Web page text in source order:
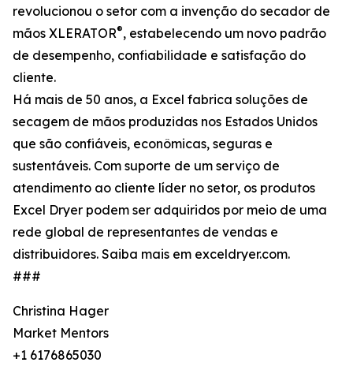
revolucionou o setor com a invenção do secador de
mãos XLERATOR®, estabelecendo um novo padrão
de desempenho, confiabilidade e satisfação do
cliente.
Há mais de 50 anos, a Excel fabrica soluções de
secagem de mãos produzidas nos Estados Unidos
que são confiáveis, econômicas, seguras e
sustentáveis. Com suporte de um serviço de
atendimento ao cliente líder no setor, os produtos
Excel Dryer podem ser adquiridos por meio de uma
rede global de representantes de vendas e
distribuidores. Saiba mais em exceldryer.com.
###
Christina Hager
Market Mentors
+1 6176865030